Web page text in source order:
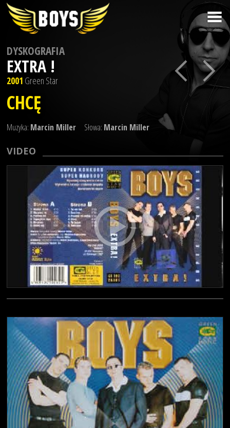
DYSKOGRAFIA
EXTRA !
2001 Green Star
CHCĘ
Muzyka: Marcin Miller Słowa: Marcin Miller
VIDEO